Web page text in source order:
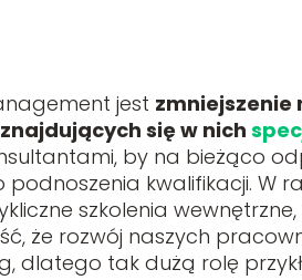
jest zmniejszenie
się w nich
by na bieżąco
podnoszenia kwalifikacji. W
szkolenia
że rozwój naszych
dlatego tak dużą rolę